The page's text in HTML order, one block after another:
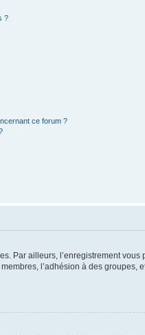
?
ce forum ?
Par ailleurs, l’enregistrement vous
l’adhésion à des groupes,